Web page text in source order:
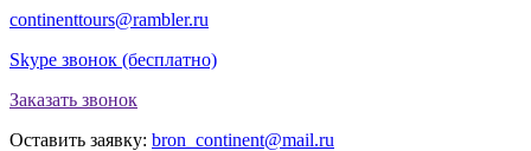
continenttours@rambler.ru
Skype звонок (бесплатно)
Заказать звонок
Оставить заявку: bron_continent@mail.ru